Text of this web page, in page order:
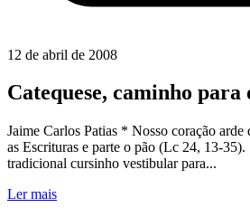
12 de abril de 2008
Catequese, caminho para
Jaime Carlos Patias * Nosso coração
as Escrituras e parte o pão (Lc 24, 13-
tradicional cursinho vestibular para...
Ler mais